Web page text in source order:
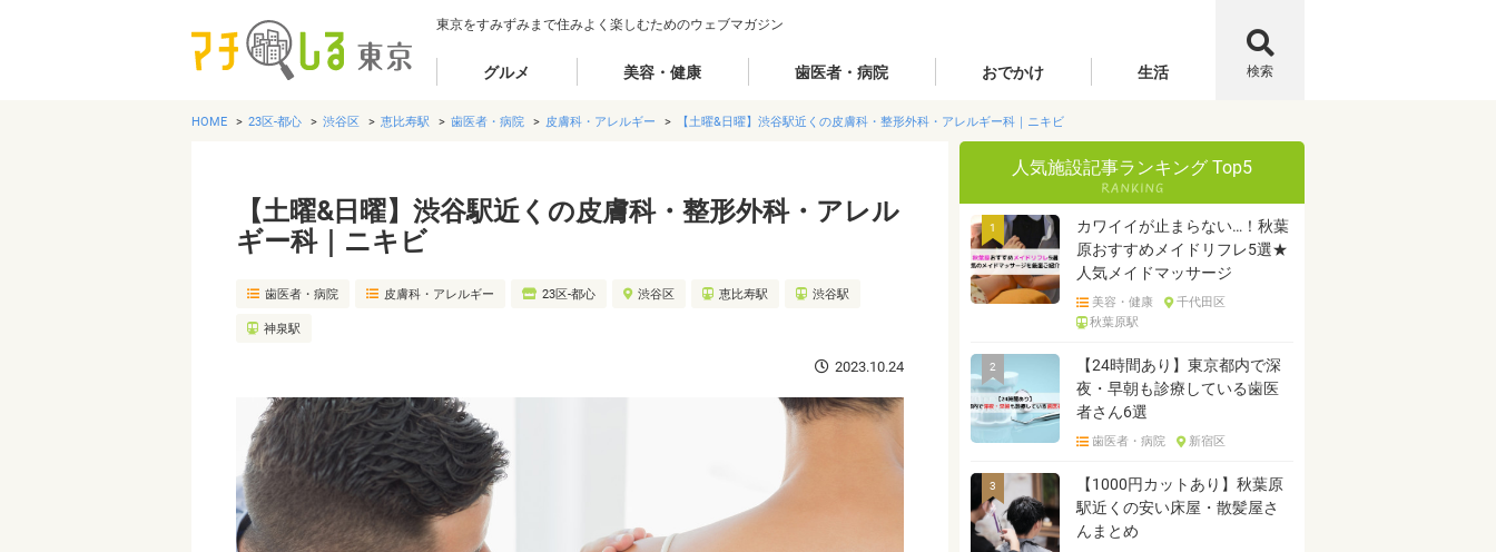
東京をすみずみまで住みよく楽しむためのウェブマガジン
グルメ 美容・健康 歯医者・病院 おでかけ 生活 検索
HOME 23区-都心 渋谷区 恵比寿駅 歯医者・病院 皮膚科・アレルギー 【土曜&日曜】渋谷駅近くの皮膚科・整形外科・アレルギー科｜ニキビ
【土曜&日曜】渋谷駅近くの皮膚科・整形外科・アレル
ギー科｜ニキビ
歯医者・病院 皮膚科・アレルギー 23区-都心 渋谷区 恵比寿駅 渋谷駅
神泉駅
2023.10.24
人気施設記事ランキング Top5
1
カワイイが止まらない…！秋葉
原おすすめメイドリフレ5選★
人気メイドマッサージ
美容・健康
千代田区
秋葉原駅
2
【24時間あり】東京都内で深
夜・早朝も診療している歯医
者さん6選
歯医者・病院 新宿区
3
【1000円カットあり】秋葉原
駅近くの安い床屋・散髪屋さ
んまとめ